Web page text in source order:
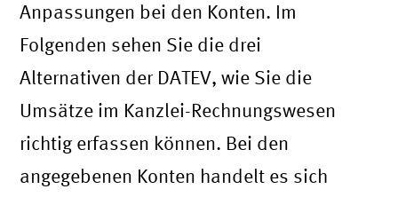
Anpassungen bei den Konten. Im
Folgenden sehen Sie die drei
Alternativen der DATEV, wie Sie die
Umsätze im Kanzlei-Rechnungswesen
richtig erfassen können. Bei den
angegebenen Konten handelt es sich